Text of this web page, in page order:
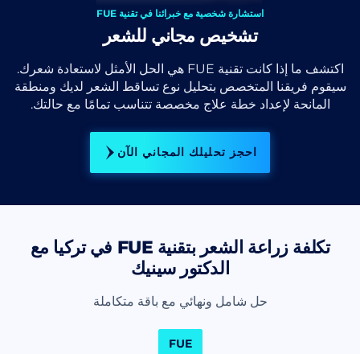
استشارة شخصية مع خبرائنا في تقنية FUE
تشخيص مجاني للشعر
اكتشف ما إذا كانت تقنية FUE هي الحل الأمثل لاستعادة شعرك.
سيقوم فريقنا المتخصص بتحليل نوع تساقط الشعر لديك ومنطقة
المانحة لإعداد خطة علاج مخصصة تتناسب تمامًا مع حالتك.
احجز تحليلك المجاني الآن
تكلفة زراعة الشعر بتقنية FUE في تركيا مع
الدكتور سينيك
حل شامل ونهائي مع باقة متكاملة
FUE